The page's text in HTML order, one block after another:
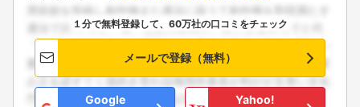
１分で無料登録して、60万社の口コミをチェック
メールで登録（無料）
Google
Yahoo!